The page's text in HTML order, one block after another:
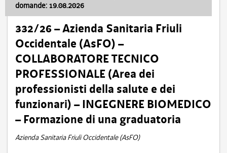
domande: 19.08.2026
332/26 – Azienda Sanitaria Friuli
Occidentale (AsFO) –
COLLABORATORE TECNICO
PROFESSIONALE (Area dei
professionisti della salute e dei
funzionari) – INGEGNERE BIOMEDICO
– Formazione di una graduatoria
Azienda Sanitaria Friuli Occidentale (AsFO)